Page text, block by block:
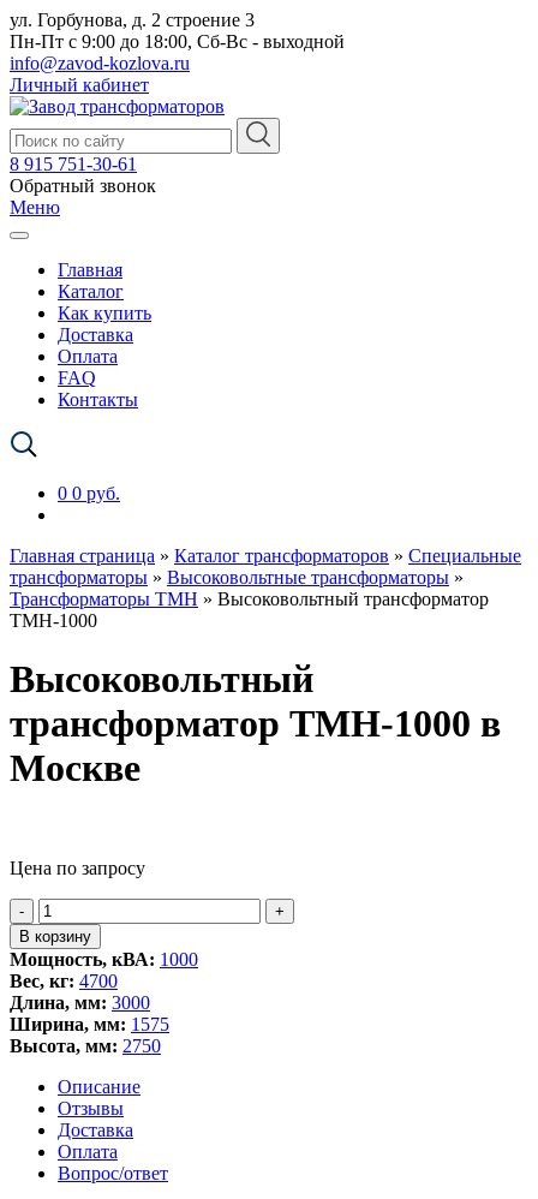
ул. Горбунова, д. 2 строение 3
Пн-Пт с 9:00 до 18:00, Сб-Вс - выходной
info@zavod-kozlova.ru
Личный кабинет
8 915 751-30-61
Обратный звонок
Меню
Главная
Каталог
Как купить
Доставка
Оплата
FAQ
Контакты
0 0 руб.
Главная страница » Каталог трансформаторов » Специальные
трансформаторы » Высоковольтные трансформаторы »
Трансформаторы ТМН » Высоковольтный трансформатор
ТМН-1000
Высоковольтный
трансформатор ТМН-1000 в
Москве
Цена по запросу
-
Количество
товара
Высоковольтный
трансформатор
ТМН-1000
+
В корзину
Мощность, кВА: 1000
Вес, кг: 4700
Длина, мм: 3000
Ширина, мм: 1575
Высота, мм: 2750
Описание
Отзывы
Доставка
Оплата
Вопрос/ответ